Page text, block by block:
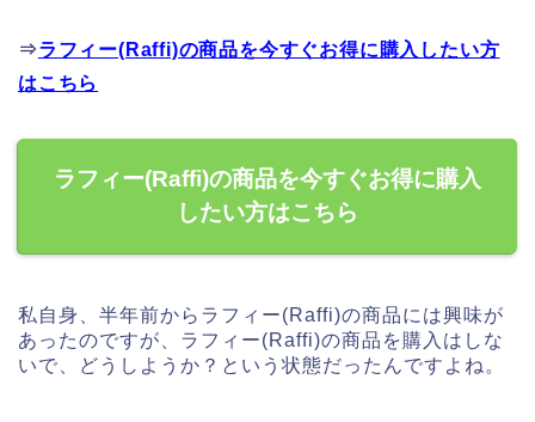
⇒ラフィー(Raffi)の商品を今すぐお得に購入したい方
はこちら
ラフィー(Raffi)の商品を今すぐお得に購入
したい方はこちら
私自身、半年前からラフィー(Raffi)の商品には興味が
あったのですが、ラフィー(Raffi)の商品を購入はしな
いで、どうしようか？という状態だったんですよね。